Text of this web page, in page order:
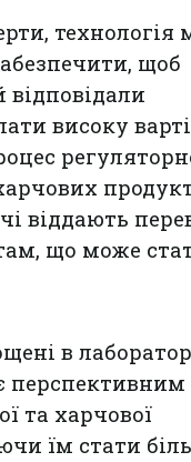
технологія
щоб
відповідали
високу
віддають
що може
в
перспективним
та харчової
їм стати